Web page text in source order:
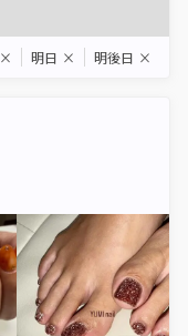
× 明日 × 明後日 ×